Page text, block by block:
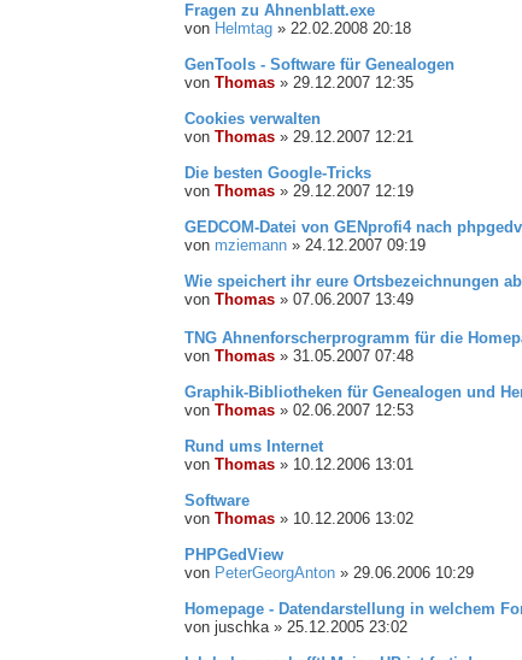
Fragen zu Ahnenblatt.exe
von Helmtag » 22.02.2008 20:18
GenTools - Software für Genealogen
von Thomas » 29.12.2007 12:35
Cookies verwalten
von Thomas » 29.12.2007 12:21
Die besten Google-Tricks
von Thomas » 29.12.2007 12:19
GEDCOM-Datei von GENprofi4 nach
von mziemann » 24.12.2007 09:19
Wie speichert ihr eure Ortsbezeichnungen
von Thomas » 07.06.2007 13:49
TNG Ahnenforscherprogramm für die
von Thomas » 31.05.2007 07:48
Graphik-Bibliotheken für Genealogen und
von Thomas » 02.06.2007 12:53
Rund ums Internet
von Thomas » 10.12.2006 13:01
Software
von Thomas » 10.12.2006 13:02
PHPGedView
von PeterGeorgAnton » 29.06.2006 10:29
Homepage - Datendarstellung in welchem
von juschka» 25.12.2005 23:02